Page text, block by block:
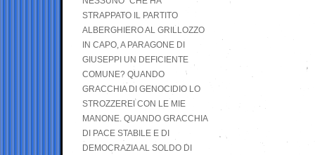
STRAPPATO IL PARTITO
ALBERGHIERO AL GRILLOZZO
IN CAPO, A PARAGONE DI
GIUSEPPI UN DEFICIENTE
COMUNE? QUANDO
GRACCHIA DI GENOCIDIO LO
STROZZEREI CON LE MIE
MANONE. QUANDO GRACCHIA
DI PACE STABILE E DI
DEMOCRAZIA AL SOLDO DI